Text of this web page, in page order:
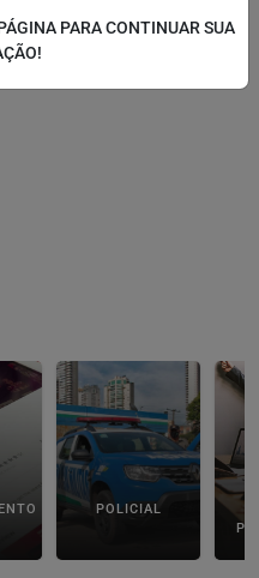
POLICIAL
PARA CONTINUAR SUA